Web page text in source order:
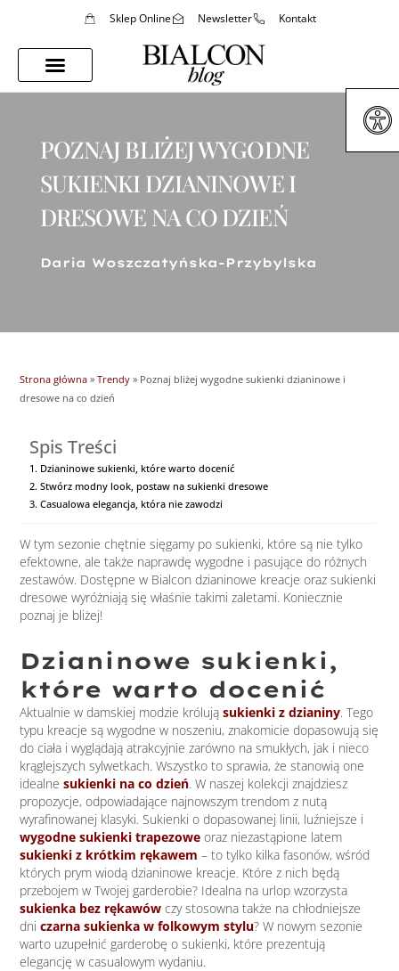
Sklep Online Newsletter Kontakt
POZNAJ BLIŻEJ WYGODNE
SUKIENKI DZIANINOWE I
DRESOWE NA CO DZIEŃ
Daria Woszczatyńska-Przybylska
Strona główna »Trendy » Poznaj bliżej wygodne sukienki dzianinowe i
dresowe na co dzień
Spis Treści
Dzianinowe sukienki, które warto docenić
Stwórz modny look, postaw na sukienki dresowe
Casualowa elegancja, która nie zawodzi
W tym sezonie chętnie sięgamy po sukienki, które są nie tylko
efektowne, ale także naprawdę wygodne i pasujące do różnych
zestawów. Dostępne w Bialcon dzianinowe kreacje oraz sukienki
dresowe wyróżniają się właśnie takimi zaletami. Koniecznie
poznaj je bliżej!
Dzianinowe sukienki,
które warto docenić
Aktualnie w damskiej modzie królują sukienki z dzianiny. Tego
typu kreacje są wygodne w noszeniu, znakomicie dopasowują się
do ciała i wyglądają atrakcyjnie zarówno na smukłych, jak i nieco
krąglejszych sylwetkach. Wszystko to sprawia, że stanowią one
idealne sukienki na co dzień. W naszej kolekcji znajdziesz
propozycje, odpowiadające najnowszym trendom z nutą
wyrafinowanej klasyki. Sukienki o dopasowanej linii, luźniejsze i
wygodne sukienki trapezowe oraz niezastąpione latem
sukienki z krótkim rękawem – to tylko kilka fasonów, wśród
których prym wiodą dzianinowe kreacje. Które z nich będą
przebojem w Twojej garderobie? Idealna na urlop wzorzysta
sukienka bez rękawów czy stosowna także na chłodniejsze
dni czarna sukienka w folkowym stylu? W nowym sezonie
warto uzupełnić garderobę o sukienki, które prezentują
elegancję w casualowym wydaniu.